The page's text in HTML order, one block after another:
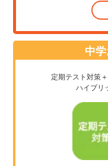
中
定期テスト対策
ハイブリ